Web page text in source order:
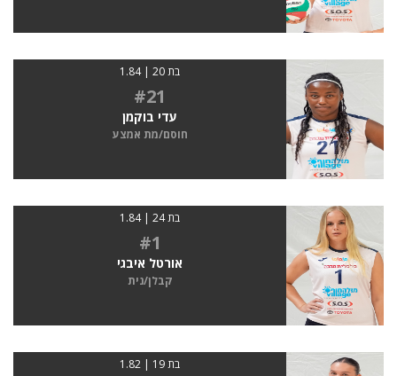
בת 20 | 1.84
#21
עדי בוקמן
חוסם/מת אמצע
בת 24 | 1.84
#1
אורטל איבגי
קבלן/נית
בת 19 | 1.82